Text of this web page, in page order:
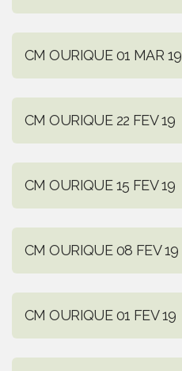
CM OURIQUE 01 MAR 19
CM OURIQUE 22 FEV 19
CM OURIQUE 15 FEV 19
CM OURIQUE 08 FEV 19
CM OURIQUE 01 FEV 19